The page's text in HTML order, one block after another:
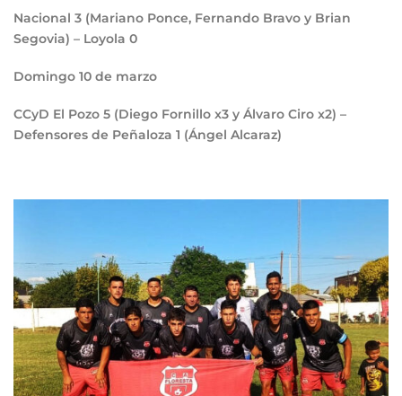
Nacional 3 (Mariano Ponce, Fernando Bravo y Brian
Segovia) – Loyola 0
Domingo 10 de marzo
CCyD El Pozo 5 (Diego Fornillo x3 y Álvaro Ciro x2) –
Defensores de Peñaloza 1 (Ángel Alcaraz)